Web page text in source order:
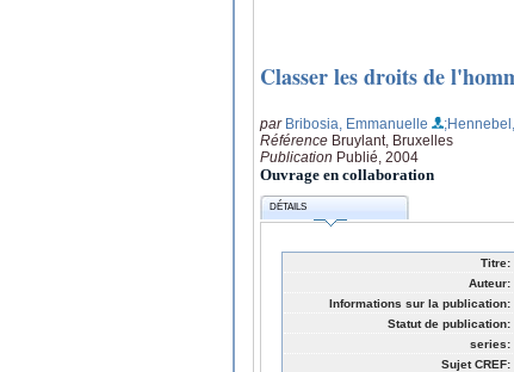
Classer les droits de
par Bribosia, Emmanuelle
Référence Bruylant, Bruxelles
Publication Publié, 2004
Ouvrage en collaboration
DÉTAILS
Titre:
Auteur:
Informations sur la publication:
Statut de publication:
series:
Sujet CREF: